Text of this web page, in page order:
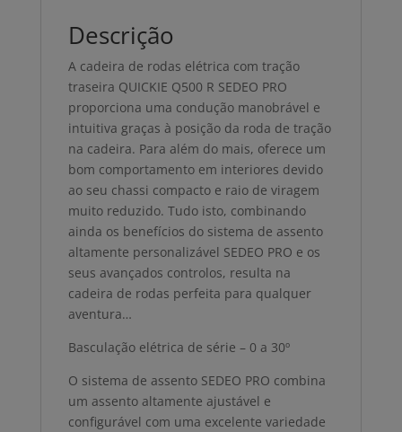
Descrição
A cadeira de rodas elétrica com tração
traseira QUICKIE Q500 R SEDEO PRO
proporciona uma condução manobrável e
intuitiva graças à posição da roda de tração
na cadeira. Para além do mais, oferece um
bom comportamento em interiores devido
ao seu chassi compacto e raio de viragem
muito reduzido. Tudo isto, combinando
ainda os benefícios do sistema de assento
altamente personalizável SEDEO PRO e os
seus avançados controlos, resulta na
cadeira de rodas perfeita para qualquer
aventura…
Basculação elétrica de série – 0 a 30º
O sistema de assento SEDEO PRO combina
um assento altamente ajustável e
configurável com uma excelente variedade